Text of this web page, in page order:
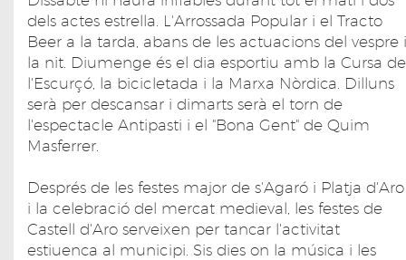
dels actes estrella. L'Arrossada Popular i el Tracto
Beer a la tarda, abans de les actuacions del vespre i
la nit. Diumenge és el dia esportiu amb la Cursa de
l'Escurçó, la bicicletada i la Marxa Nòrdica. Dilluns
serà per descansar i dimarts serà el torn de
l'espectacle Antipasti i el "Bona Gent" de Quim
Masferrer.
Després de les festes major de s'Agaró i Platja d'Aro
i la celebració del mercat medieval, les festes de
Castell d'Aro serveixen per tancar l'activitat
estiuenca al municipi. Sis dies on la música i les